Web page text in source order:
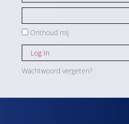
Onthoud mij
Log In
Wachtwoord vergeten?